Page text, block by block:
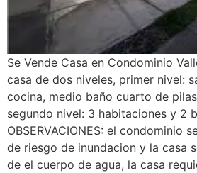
Se Vende Casa en Condominio
casa de dos niveles, primer nivel:
cocina, medio baño cuarto de
segundo nivel: 3 habitaciones y 2
OBSERVACIONES: el condominio
de riesgo de inundacion y la casa
de el cuerpo de agua, la casa